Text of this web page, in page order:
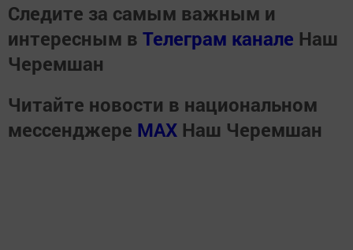
Следите за самым важным и
интересным в Телеграм канале Наш
Черемшан
Читайте новости в национальном
мессенджере MАХ Наш Черемшан